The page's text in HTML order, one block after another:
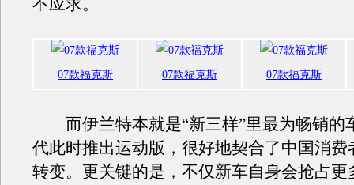
不应求。
07款福克斯 07款福克斯 07款福克斯
而伊兰特本就是“新三样”里最为畅销的
代此时推出运动版，很好地契合了中国消费
转变。更关键的是，不仅新车自身会抢占更